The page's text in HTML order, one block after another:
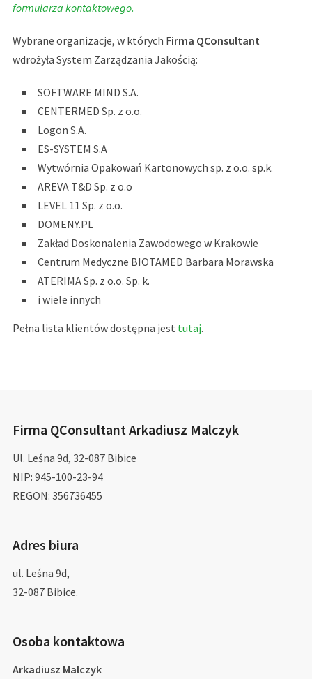
formularza kontaktowego.
Wybrane organizacje, w których Firma QConsultant
wdrożyła System Zarządzania Jakością:
SOFTWARE MIND S.A.
CENTERMED Sp. z o.o.
Logon S.A.
ES-SYSTEM S.A
Wytwórnia Opakowań Kartonowych sp. z o.o. sp.k.
AREVA T&D Sp. z o.o
LEVEL 11 Sp. z o.o.
DOMENY.PL
Zakład Doskonalenia Zawodowego w Krakowie
Centrum Medyczne BIOTAMED Barbara Morawska
ATERIMA Sp. z o.o. Sp. k.
i wiele innych
Pełna lista klientów dostępna jest tutaj.
Firma QConsultant Arkadiusz Malczyk
Ul. Leśna 9d, 32-087 Bibice
NIP: 945-100-23-94
REGON: 356736455
Adres biura
ul. Leśna 9d,
32-087 Bibice.
Osoba kontaktowa
Arkadiusz Malczyk